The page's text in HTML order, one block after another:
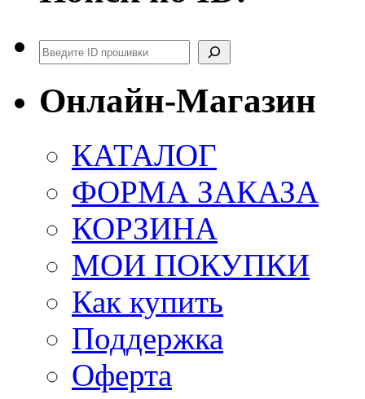
Поиск
Онлайн-Магазин
КАТАЛОГ
ФОРМА ЗАКАЗА
КОРЗИНА
МОИ ПОКУПКИ
Как купить
Поддержка
Оферта